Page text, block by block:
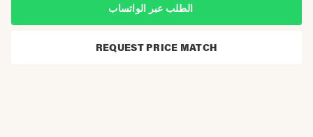
الطلب عبر الواتساب
REQUEST PRICE MATCH